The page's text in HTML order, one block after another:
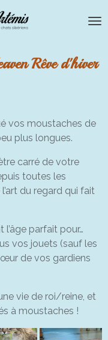
Rêve d'hiver
vos moustaches de
plus longues.
carré de votre
toutes les
du regard qui fait
l’âge parfait pour…
vos jouets (sauf les
de vos gardiens
vie de roi/reine, et
à moustaches !